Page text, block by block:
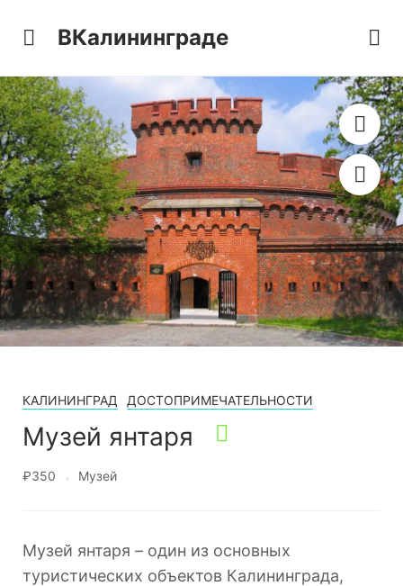
ВКалининграде
КАЛИНИНГРАД ДОСТОПРИМЕЧАТЕЛЬНОСТИ
Музей янтаря
₽350 Музей
Музей янтаря – один из основных
туристических объектов Калининграда,